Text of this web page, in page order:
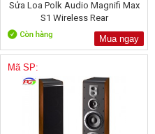
Sửa Loa Polk Audio Magnifi Max
S1 Wireless Rear
Mua ngay
Mã SP: